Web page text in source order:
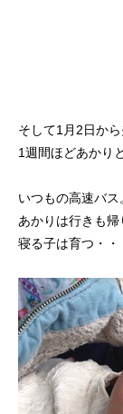
そして1月2日から
1週間ほどあかり
いつもの高速バス
あかりは行きも帰
寝る子は育つ・・